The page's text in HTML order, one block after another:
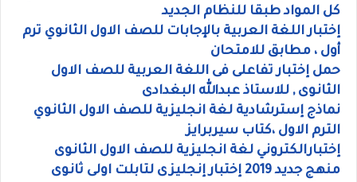
كل المواد طبقا للنظام الجديد
إختبار اللغة العربية بالإجابات للصف الاول الثانوي ترم
أول ، مطابق للامتحان
حمل إختبار تفاعلى فى اللغة العربية للصف الاول
الثانوى , للاستاذ عبدالله البغدادى
نماذج إسترشادية لغة انجليزية للصف الاول الثانوي
الترم الاول ،كتاب سيربرايز
إختبارالكتروني لغة انجليزية للصف الاول الثانوى
منهج جديد 2019 إختبار إنجليزى لتابلت اولى ثانوى